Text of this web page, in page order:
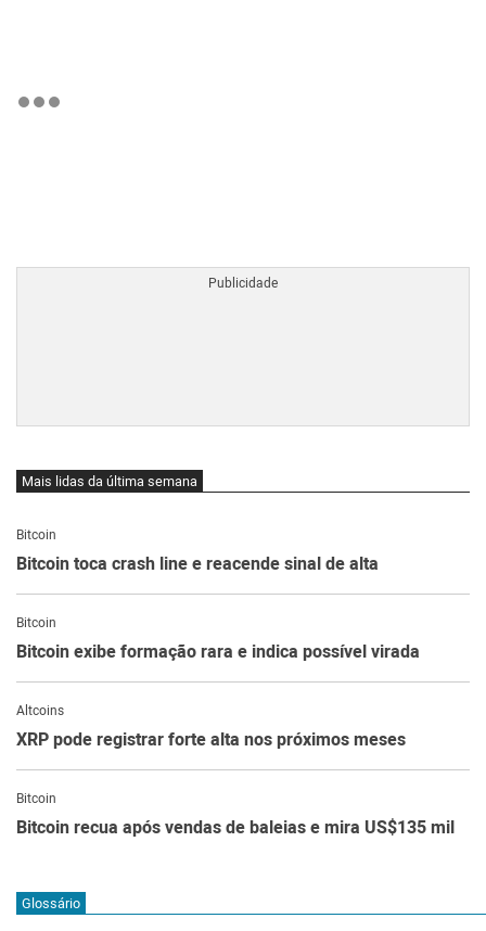
Mais lidas da última semana
Bitcoin
Bitcoin toca crash line e reacende sinal de alta
Bitcoin
Bitcoin exibe formação rara e indica possível virada
Altcoins
XRP pode registrar forte alta nos próximos meses
Bitcoin
Bitcoin recua após vendas de baleias e mira US$135 mil
Glossário